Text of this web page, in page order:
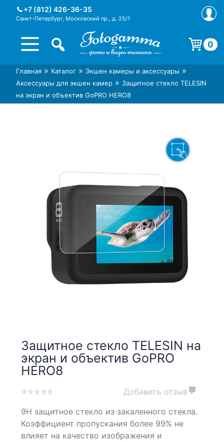
+7 (812) 426-36-35
Санкт-Петербург, Московский пр., д. 25/1
Интернет-магазин фототехники
Foto-Gamma в СПб
Магазин фотоаксессуаров foto-
gamma.ru
0
Корзина пуста.
Главная » Каталог » Экшен камеры и аксессуары »
Аксессуары для экшен камер » Защитное стекло TELESIN
на экран и объектив GoPRO HERO8
Защитное стекло TELESIN на
экран и объектив GoPRO
HERO8
out
of
based
on
Добавить отзыв
9Н защитное стекло из закаленного стекла.
Коэффициент пропускания более 99% не
влияет на качество изображения и